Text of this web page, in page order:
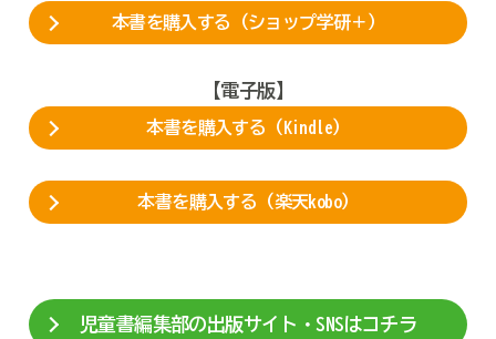
本書を購入する（ショップ学研＋）
【電子版】
本書を購入する（Kindle）
本書を購入する（楽天kobo）
児童書編集部の出版サイト・SNSはコチラ